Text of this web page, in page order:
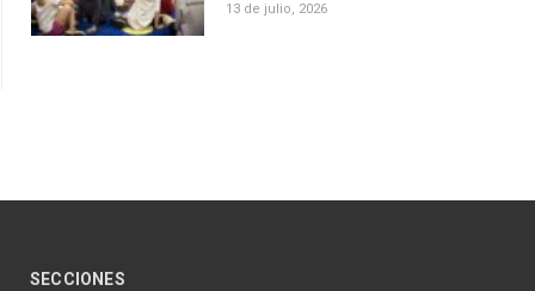
13 de julio, 2026
SECCIONES